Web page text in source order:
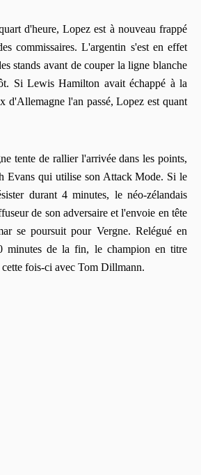
d'heure, Lopez est à nouveau frappé
commissaires. L'argentin s'est en effet
stands avant de couper la ligne blanche
Si Lewis Hamilton avait échappé à la
d'Allemagne l'an passé, Lopez est quant
tente de rallier l'arrivée dans les points,
Evans qui utilise son Attack Mode. Si le
durant 4 minutes, le néo-zélandais
de son adversaire et l'envoie en tête
se poursuit pour Vergne. Relégué en
minutes de la fin, le champion en titre
cette fois-ci avec Tom Dillmann.